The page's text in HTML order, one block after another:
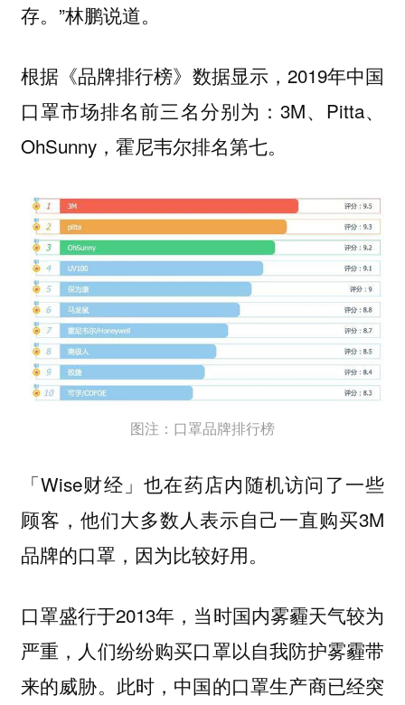
存。”林鹏说道。
根据《品牌排行榜》数据显示，2019年中国
口罩市场排名前三名分别为：3M、Pitta、
OhSunny，霍尼韦尔排名第七。
图注：口罩品牌排行榜
「Wise财经」也在药店内随机访问了一些
顾客，他们大多数人表示自己一直购买3M
品牌的口罩，因为比较好用。
口罩盛行于2013年，当时国内雾霾天气较为
严重，人们纷纷购买口罩以自我防护雾霾带
来的威胁。此时，中国的口罩生产商已经突